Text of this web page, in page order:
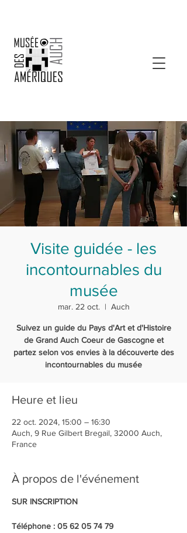
Visite guidée - les
incontournables du
musée
mar. 22 oct.
  |
Auch
Suivez un guide du Pays d'Art et d'Histoire
de Grand Auch Coeur de Gascogne et
partez selon vos envies à la découverte des
incontournables du musée
Heure et lieu
22 oct. 2024, 15:00 – 16:30
Auch, 9 Rue Gilbert Bregail, 32000 Auch,
France
À propos de l'événement
SUR INSCRIPTION
Téléphone : 05 62 05 74 79